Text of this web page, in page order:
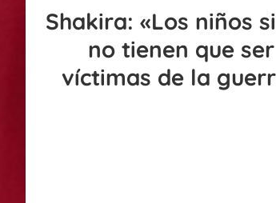
Shakira: «Los niños
no tienen que ser
víctimas de la